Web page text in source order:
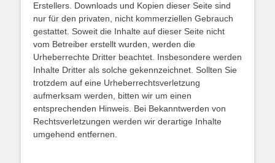
Erstellers. Downloads und Kopien dieser Seite sind
nur für den privaten, nicht kommerziellen Gebrauch
gestattet. Soweit die Inhalte auf dieser Seite nicht
vom Betreiber erstellt wurden, werden die
Urheberrechte Dritter beachtet. Insbesondere werden
Inhalte Dritter als solche gekennzeichnet. Sollten Sie
trotzdem auf eine Urheberrechtsverletzung
aufmerksam werden, bitten wir um einen
entsprechenden Hinweis. Bei Bekanntwerden von
Rechtsverletzungen werden wir derartige Inhalte
umgehend entfernen.